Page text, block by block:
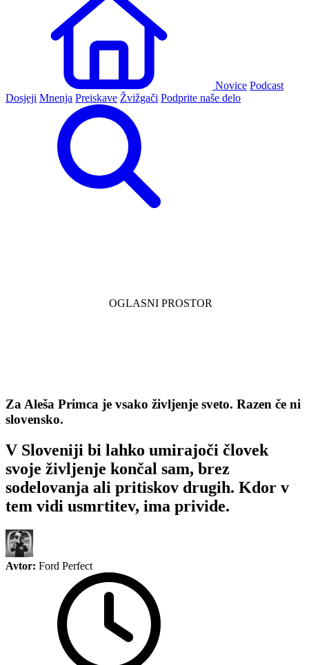
Novice Podcast
Dosjeji Mnenja Preiskave Žvižgači Podprite naše delo
Za Aleša Primca je vsako življenje sveto. Razen če ni
slovensko.
V Sloveniji bi lahko umirajoči človek
svoje življenje končal sam, brez
sodelovanja ali pritiskov drugih. Kdor v
tem vidi usmrtitev, ima privide.
Avtor: Ford Perfect